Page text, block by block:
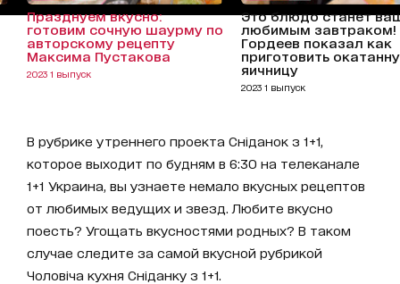
Празднуем вкусно:
готовим сочную шаурму по
авторскому рецепту
Максима Пустакова
2023 1 выпуск
Это блюдо станет
любимым завтраком!
Гордеев показал как
приготовить
яичницу
2023 1 выпуск
В рубрике утреннего проекта Сніданок з 1+1,
которое выходит по будням в 6:30 на телеканале
1+1 Украина, вы узнаете немало вкусных рецептов
от любимых ведущих и звезд. Любите вкусно
поесть? Угощать вкусностями родных? В таком
случае следите за самой вкусной рубрикой
Чоловіча кухня Сніданку з 1+1.